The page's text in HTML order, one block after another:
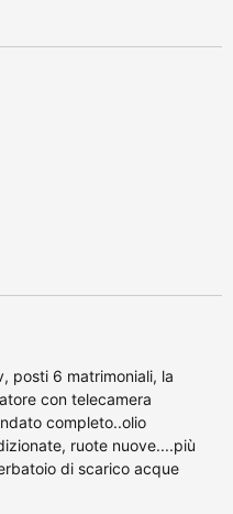
posti 6 matrimoniali, la
con telecamera
completo..olio
ruote nuove....più
di scarico acque